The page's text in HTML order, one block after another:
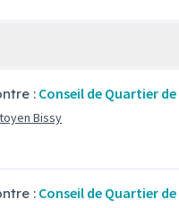
: Conseil de Quartier de
Bissy
: Conseil de Quartier de